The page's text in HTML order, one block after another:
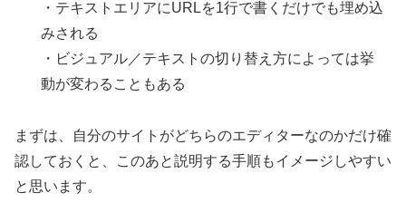
・テキストエリアにURLを1行で書くだけでも埋め込
みされる
・ビジュアル／テキストの切り替え方によっては挙
動が変わることもある
まずは、自分のサイトがどちらのエディターなのかだけ確
認しておくと、このあと説明する手順もイメージしやすい
と思います。